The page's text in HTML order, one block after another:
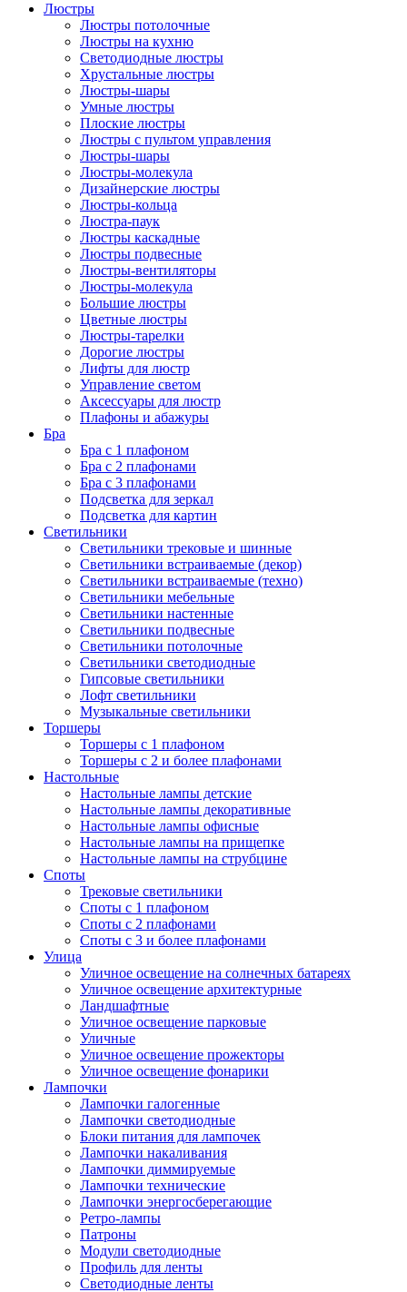
Люстры
Люстры потолочные
Люстры на кухню
Светодиодные люстры
Хрустальные люстры
Люстры-шары
Умные люстры
Плоские люстры
Люстры с пультом управления
Люстры-шары
Люстры-молекула
Дизайнерские люстры
Люстры-кольца
Люстра-паук
Люстры каскадные
Люстры подвесные
Люстры-вентиляторы
Люстры-молекула
Большие люстры
Цветные люстры
Люстры-тарелки
Дорогие люстры
Лифты для люстр
Управление светом
Аксессуары для люстр
Плафоны и абажуры
Бра
Бра с 1 плафоном
Бра с 2 плафонами
Бра с 3 плафонами
Подсветка для зеркал
Подсветка для картин
Светильники
Светильники трековые и шинные
Светильники встраиваемые (декор)
Светильники встраиваемые (техно)
Светильники мебельные
Светильники настенные
Светильники подвесные
Светильники потолочные
Светильники светодиодные
Гипсовые светильники
Лофт светильники
Музыкальные светильники
Торшеры
Торшеры с 1 плафоном
Торшеры с 2 и более плафонами
Настольные
Настольные лампы детские
Настольные лампы декоративные
Настольные лампы офисные
Настольные лампы на прищепке
Настольные лампы на струбцине
Споты
Трековые светильники
Споты с 1 плафоном
Споты с 2 плафонами
Споты с 3 и более плафонами
Улица
Уличное освещение на солнечных батареях
Уличное освещение архитектурные
Ландшафтные
Уличное освещение парковые
Уличные
Уличное освещение прожекторы
Уличное освещение фонарики
Лампочки
Лампочки галогенные
Лампочки светодиодные
Блоки питания для лампочек
Лампочки накаливания
Лампочки диммируемые
Лампочки технические
Лампочки энергосберегающие
Ретро-лампы
Патроны
Модули светодиодные
Профиль для ленты
Светодиодные ленты